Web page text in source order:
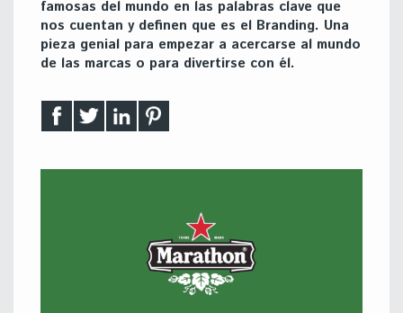
famosas del mundo en las palabras clave que
nos cuentan y definen que es el Branding. Una
pieza genial para empezar a acercarse al mundo
de las marcas o para divertirse con él.